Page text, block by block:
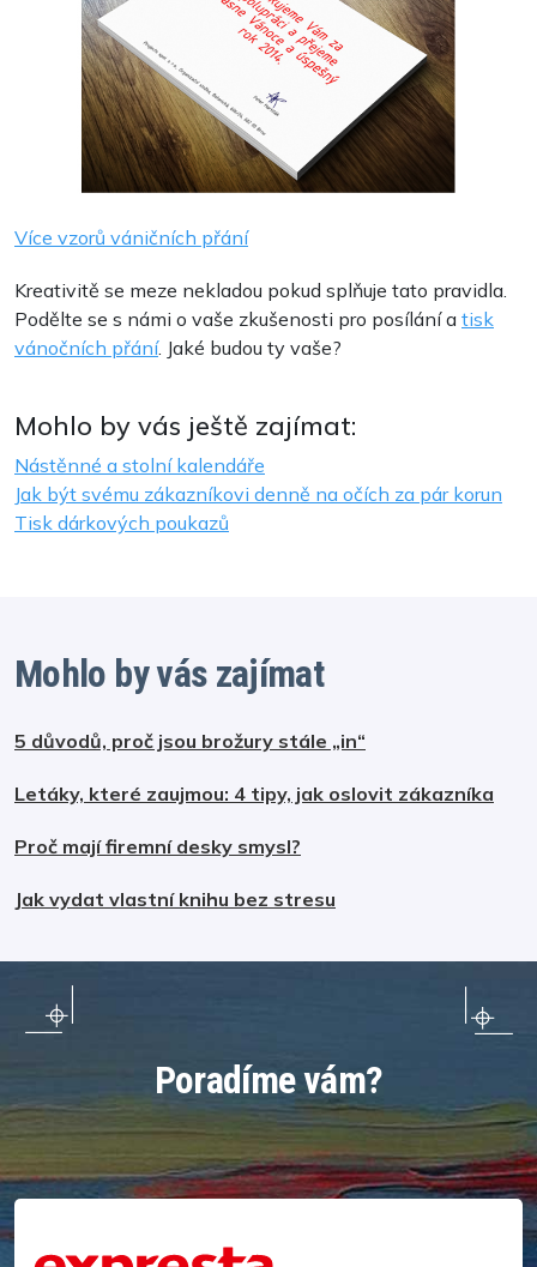
Více vzorů váničních přání
Kreativitě se meze nekladou pokud splňuje tato pravidla.
Podělte se s námi o vaše zkušenosti pro posílání a tisk
vánočních přání. Jaké budou ty vaše?
Mohlo by vás ještě zajímat:
Nástěnné a stolní kalendáře
Jak být svému zákazníkovi denně na očích za pár korun
Tisk dárkových poukazů
Mohlo by vás zajímat
5 důvodů, proč jsou brožury stále „in“
Letáky, které zaujmou: 4 tipy, jak oslovit zákazníka
Proč mají firemní desky smysl?
Jak vydat vlastní knihu bez stresu
Poradíme vám?